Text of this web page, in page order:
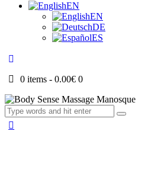
EN
EN
DE
ES
0 items -0.00€ 0